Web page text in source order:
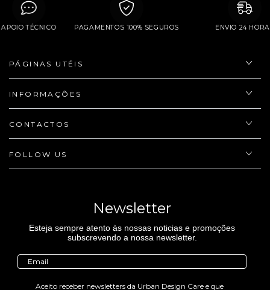
APOIO TÉCNICO PAGAMENTOS 100% SEGUROS ENVIO 24
PÁGINAS UTÉIS
INFORMAÇÕES
CONTACTOS
FOLLOW US
Newsletter
Esteja sempre atento às nossas noticias e promoções
subscrevendo a nossa newsletter.
Aceito receber newsletters da Urban Design Care e que